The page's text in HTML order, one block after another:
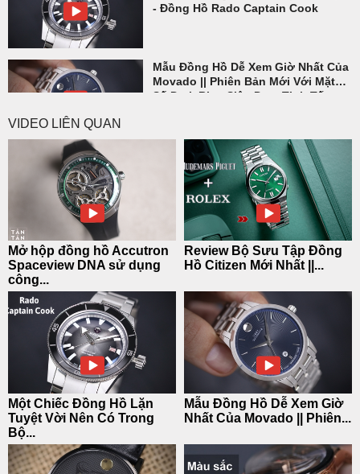
- Đồng Hồ Rado Captain Cook
Mẫu Đồng Hồ Dễ Xem Giờ Nhất Của
Movado || Phiên Bản Mới Với Mặt
Số Dark Blue Siêu Đẹp, Tinh Tế
Có Gì Trên Những Mẫu Đồng Hồ
Movado || Ý Nghĩa Thiết kế 1 Chấm
Bulova "Grammy Edition" dòng
đỉnh cao âm nhạc
Top 10 Đồng Hồ Nữ Đính Đá Đẹp
VIDEO LIÊN QUAN
Mở hộp đồng hồ Accutron
Spaceview DNA sử dụng
công...
Review Bộ Sưu Tập Đồng
Hồ Citizen Mới Nhất ||...
Một Chiếc Đồng Hồ Lặn
Tuyệt Vời Nên Có Trong
Bộ...
Mẫu Đồng Hồ Dễ Xem Giờ
Nhất Của Movado || Phiên...